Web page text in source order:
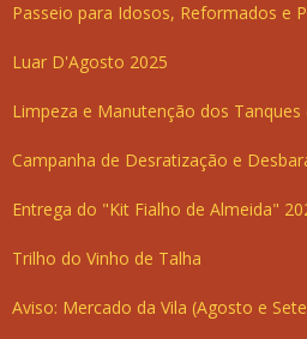
Passeio para Idosos, Reformados e
Luar D'Agosto 2025
Limpeza e Manutenção dos Tanques
Campanha de Desratização e
Entrega do "Kit Fialho de Almeida"
Trilho do Vinho de Talha
Aviso: Mercado da Vila (Agosto e